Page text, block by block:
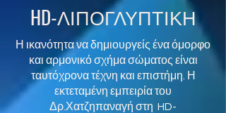
HD-ΛΙΠΟΓΛΥΠΤΙΚΗ
Η ικανότητα να δημιουργείς ένα όμορφο
και αρμονικό σχήμα σώματος είναι
ταυτόχρονα τέχνη και επιστήμη. Η
εκτεταμένη εμπειρία του
Δρ.Χατζηπαναγή στη HD-